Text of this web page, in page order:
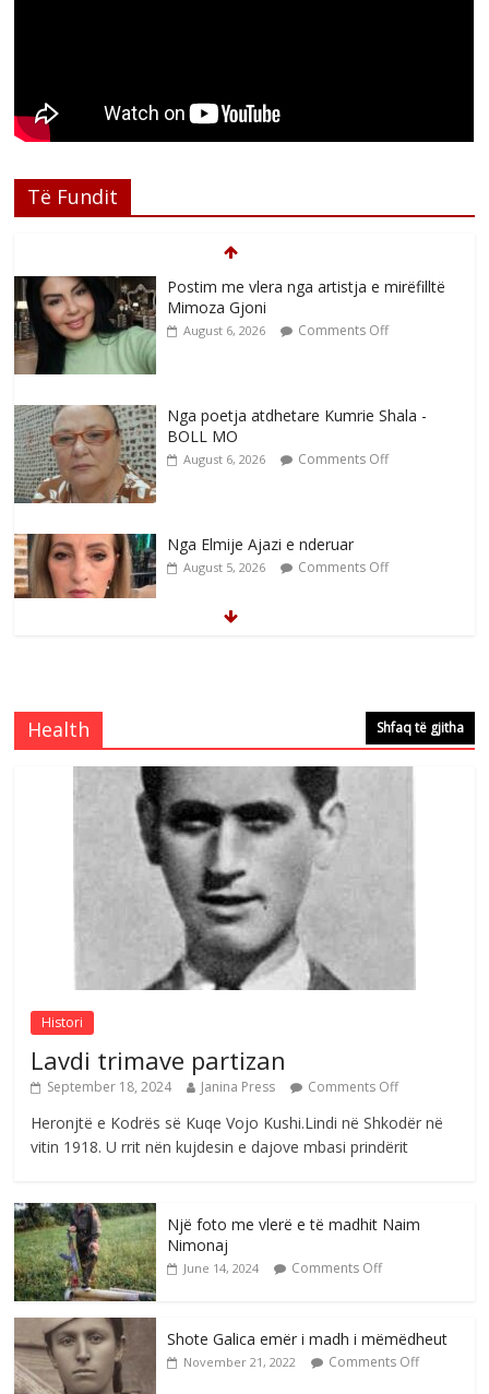
Të Fundit
Postim me vlera nga artistja e mirëfilltë
Mimoza Gjoni
August 6, 2026 Comments Off
Nga poetja atdhetare Kumrie Shala -
BOLL MO
August 6, 2026 Comments Off
Nga Elmije Ajazi e nderuar
August 5, 2026 Comments Off
Comments Off
Çlirimtari Mentor Mushkolaj nderohet
me mirenjohje nga Xhevdet Qeriqi Dega
e invalidëve në Fushë Kosovë
August 4, 2026 Comments Off
Sulm , pse të dua ty
August 8, 2026 Comments Off
Health Shfaq të gjitha
Histori
Lavdi trimave partizan
September 18, 2024 Janina Press Comments Off
Heronjtë e Kodrës së Kuqe Vojo Kushi.Lindi në Shkodër në
vitin 1918. U rrit nën kujdesin e dajove mbasi prindërit
Një foto me vlerë e të madhit Naim
Nimonaj
June 14, 2024 Comments Off
Shote Galica emër i madh i mëmëdheut
November 21, 2022 Comments Off